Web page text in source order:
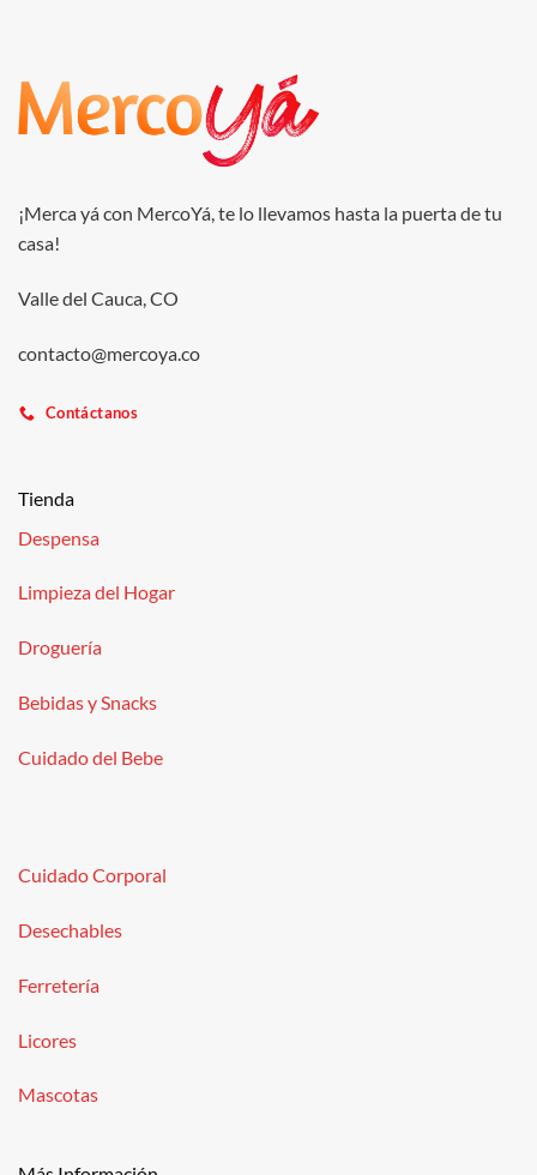
¡Merca yá con MercoYá, te lo llevamos hasta la puerta de tu
casa!
Valle del Cauca, CO
contacto@mercoya.co
Contáctanos
Tienda
Despensa
Limpieza del Hogar
Droguería
Bebidas y Snacks
Cuidado del Bebe
Cuidado Corporal
Desechables
Ferretería
Licores
Mascotas